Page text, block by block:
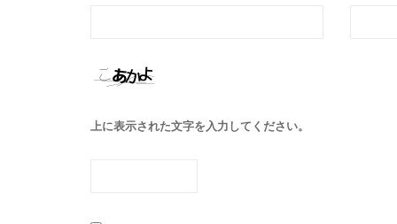
上に表示された文字を入力してください。